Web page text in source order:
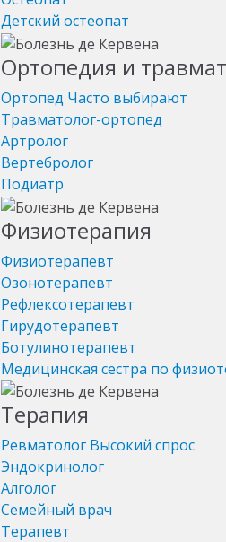
Детский остеопат
Ортопедия и
Ортопед Часто выбирают
Травматолог-ортопед
Артролог
Вертебролог
Подиатр
Физиотерапия
Физиотерапевт
Озонотерапевт
Рефлексотерапевт
Гирудотерапевт
Ботулинотерапевт
Медицинская сестра по
Терапия
Ревматолог Высокий спрос
Эндокринолог
Алголог
Семейный врач
Терапевт